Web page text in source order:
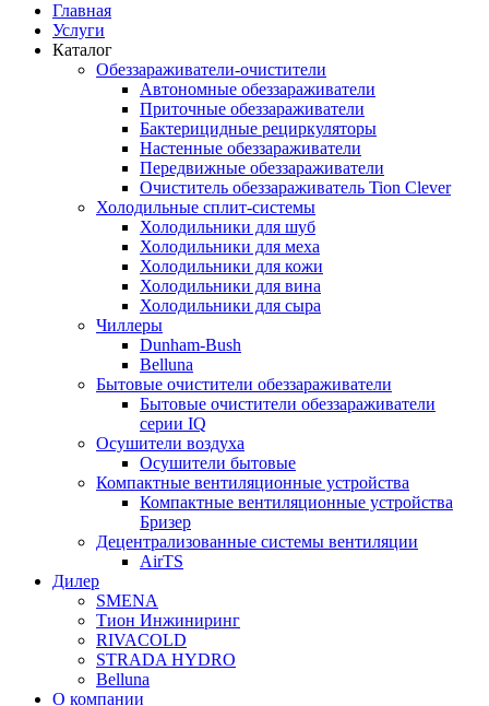
Главная
Услуги
Каталог
Обеззараживатели-очистители
Автономные обеззараживатели
Приточные обеззараживатели
Бактерицидные рециркуляторы
Настенные обеззараживатели
Передвижные обеззараживатели
Очиститель обеззараживатель Tion Clever
Холодильные сплит-системы
Холодильники для шуб
Холодильники для меха
Холодильники для кожи
Холодильники для вина
Холодильники для сыра
Чиллеры
Dunham-Bush
Belluna
Бытовые очистители обеззараживатели
Бытовые очистители обеззараживатели
серии IQ
Осушители воздуха
Осушители бытовые
Компактные вентиляционные устройства
Компактные вентиляционные устройства
Бризер
Децентрализованные системы вентиляции
AirTS
Дилер
SMENA
Тион Инжиниринг
RIVACOLD
STRADA HYDRO
Belluna
О компании